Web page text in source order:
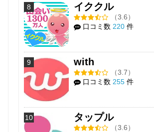
8 イククル
（3.6）
口コミ数 220 件
9 with
（3.7）
口コミ数 255 件
10 タップル
（3.6）